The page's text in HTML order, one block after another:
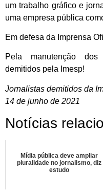
um trabalho gráfico e
uma empresa pública
Em defesa da Imprensa
Pela manutenção dos
demitidos pela Imesp!
Jornalistas demitidos da
14 de junho de 2021
Notícias
Mídia pública deve ampliar
pluralidade no jornalismo, diz
estudo